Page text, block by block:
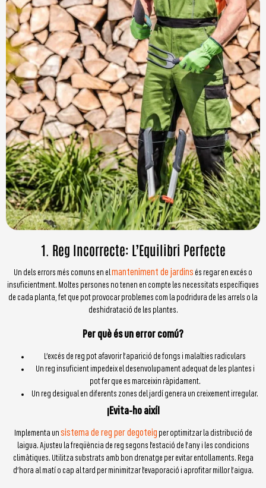
1. Reg Incorrecte: L’Equilibri Perfecte
Un dels errors més comuns en elmanteniment de jardins és regar en excés o
insuficientment. Moltes persones no tenen en compte les necessitats específiques
de cada planta, fet que pot provocar problemes com la podridura de les arrels o la
deshidratació de les plantes.
Per què és un error comú?
L’excés de reg pot afavorir l’aparició de fongs i malalties radiculars
Un reg insuficient impedeix el desenvolupament adequat de les plantes i
pot fer que es marceixin ràpidament.
Un reg desigual en diferents zones del jardí genera un creixement irregular.
¡Evita-ho així!
Implementa un sistema de reg per degoteig per optimitzar la distribució de
laigua. Ajusteu la freqüència de reg segons l’estació de l’any i les condicions
climàtiques. Utilitza substrats amb bon drenatge per evitar entollaments. Rega
d’hora al matí o cap al tard per minimitzar l’evaporació i aprofitar millor l’aigua.